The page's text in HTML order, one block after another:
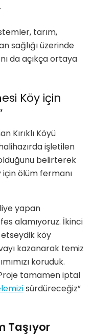
tarım,
sağlığı üzerinde
da açıkça ortaya
Köy için
Kırıklı Köyü
işletilen
belirterek
ölüm fermanı
yapan
alamıyoruz. İkinci
köy
kazanarak temiz
koruduk.
tamamen iptal
sürdüreceğiz”
Taşıyor